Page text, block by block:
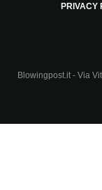
PRIVACY
Blowingpost.it - Via